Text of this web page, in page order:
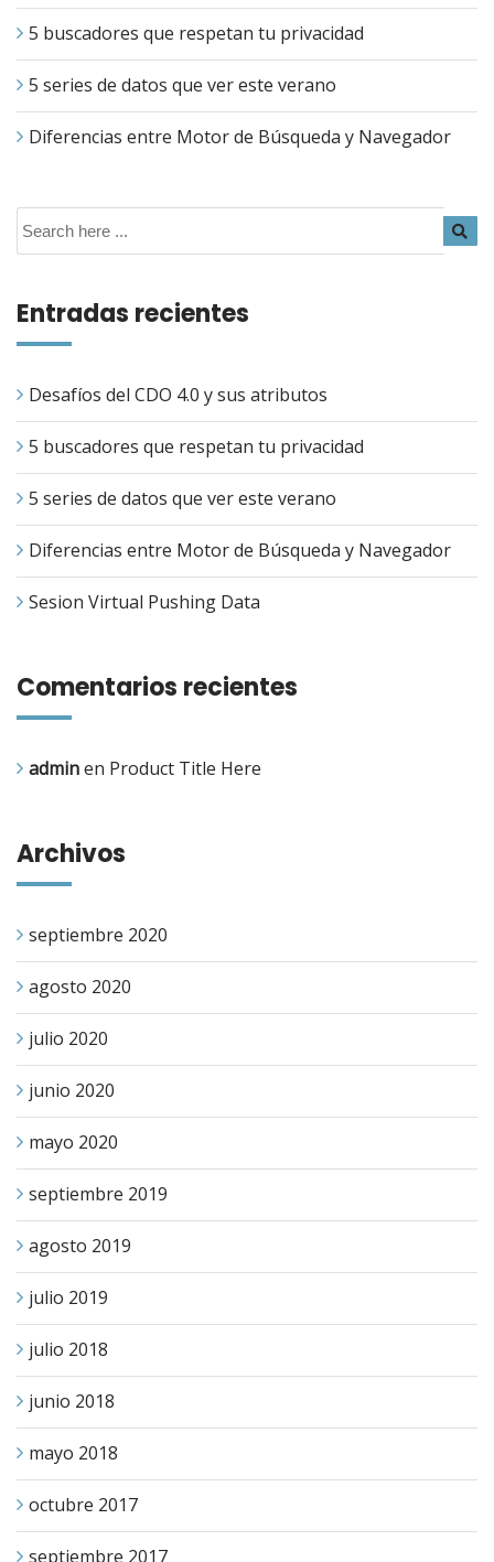
5 buscadores que respetan tu privacidad
5 series de datos que ver este verano
Diferencias entre Motor de Búsqueda y Navegador
Entradas recientes
Desafíos del CDO 4.0 y sus atributos
5 buscadores que respetan tu privacidad
5 series de datos que ver este verano
Diferencias entre Motor de Búsqueda y Navegador
Sesion Virtual Pushing Data
Comentarios recientes
adminen Product Title Here
Archivos
septiembre 2020
agosto 2020
julio 2020
junio 2020
mayo 2020
septiembre 2019
agosto 2019
julio 2019
julio 2018
junio 2018
mayo 2018
octubre 2017
septiembre 2017